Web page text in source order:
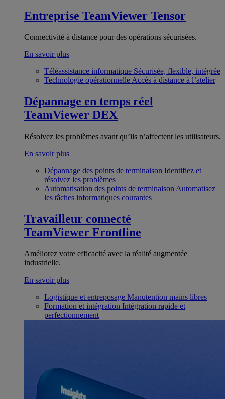
Entreprise TeamViewer Tensor
Connectivité à distance pour des opérations sécurisées.
En savoir plus
Téléassistance informatique Sécurisée, flexible, intégrée
Technologie opérationnelle Accès à distance à l’atelier
Dépannage en temps réel
TeamViewer DEX
Résolvez les problèmes avant qu’ils n’affectent les utilisateurs.
En savoir plus
Dépannage des points de terminaison Identifiez et
résolvez les problèmes
Automatisation des points de terminaison Automatisez
les tâches informatiques courantes
Travailleur connecté
TeamViewer Frontline
Améliorez votre efficacité avec la réalité augmentée
industrielle.
En savoir plus
Logistique et entreposage Manutention mains libres
Formation et intégration Intégration rapide et
perfectionnement